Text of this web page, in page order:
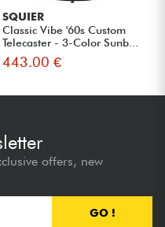
SQUIER
Classic Vibe '60s Custom
Telecaster - 3-Color Sunb...
443.00 €
offers, new
GO !